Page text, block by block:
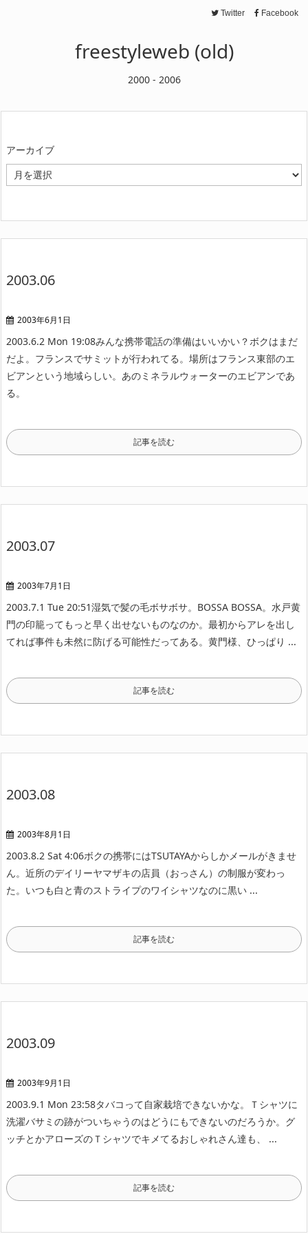
Twitter Facebook
freestyleweb (old)
2000 - 2006
アーカイブ
ー
2003.06
2003年6月1日
2003.6.2 Mon 19:08みんな携帯電話の準備はいいかい？ボクはまだ
だよ。 フランスでサミットが行われてる。場所はフランス東部のエ
ビアンという地域らしい。あのミネラルウォーターのエビアンであ
る。
記事を読む
2003.07
2003年7月1日
2003.7.1 Tue 20:51湿気で髪の毛ボサボサ。BOSSA BOSSA。 水戸黄
門の印籠ってもっと早く出せないものなのか。最初からアレを出し
てれば事件も未然に防げる可能性だってある。黄門様、ひっぱり ...
記事を読む
2003.08
2003年8月1日
2003.8.2 Sat 4:06ボクの携帯にはTSUTAYAからしかメールがきませ
ん。 近所のデイリーヤマザキの店員（おっさん）の制服が変わっ
た。 いつも白と青のストライプのワイシャツなのに黒い ...
記事を読む
2003.09
2003年9月1日
2003.9.1 Mon 23:58タバコって自家栽培できないかな。
Ｔシャツに
洗濯バサミの跡がついちゃうのはどうにもできないのだろうか。 グ
ッチとかアローズのＴシャツでキメてるおしゃれさん達も、 ...
記事を読む